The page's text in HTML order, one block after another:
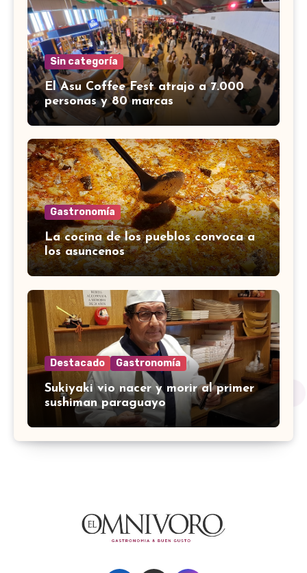
Sin categoría
El Asu Coffee Fest atrajo a 7.000
personas y 80 marcas
Gastronomía
La cocina de los pueblos convoca a
los asuncenos
Destacado Gastronomía
Sukiyaki vio nacer y morir al primer
sushiman paraguayo